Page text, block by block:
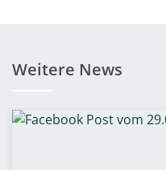
Weitere News